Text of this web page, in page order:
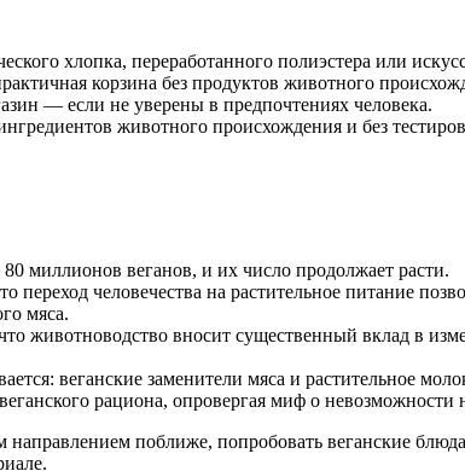
хлопка, переработанного полиэстера или
корзина без продуктов животного
— если не уверены в предпочтениях человека.
животного происхождения и без
миллионов веганов, и их число продолжает расти.
переход человечества на растительное питание
мяса.
животноводство вносит существенный вклад в
веганские заменители мяса и растительное
рациона, опровергая миф о невозможности
поближе, попробовать веганские